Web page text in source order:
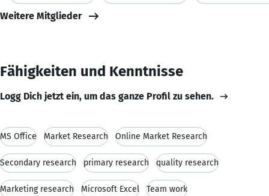
Weitere Mitglieder
Fähigkeiten und Kenntnisse
Logg Dich jetzt ein, um das ganze Profil zu sehen.
MS Office Market Research Online Market Research
Secondary research primary research quality research
Marketing research Microsoft Excel Team work